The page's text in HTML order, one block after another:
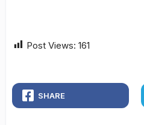
Post Views: 161
SHARE